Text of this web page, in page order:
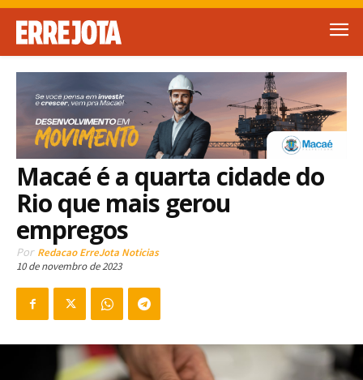
Macaé é a quarta cidade do
Rio que mais gerou
empregos
Por Redacao ErreJota Noticias
10 de novembro de 2023